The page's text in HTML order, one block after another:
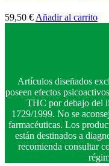
59,50 € Añadir al carrito
Artículos diseñados
poseen efectos
THC por debajo del
1729/1999. No se
farmacéuticas. Los
están destinados a
recomienda consultar